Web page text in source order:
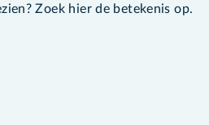
Zoek hier de betekenis op.